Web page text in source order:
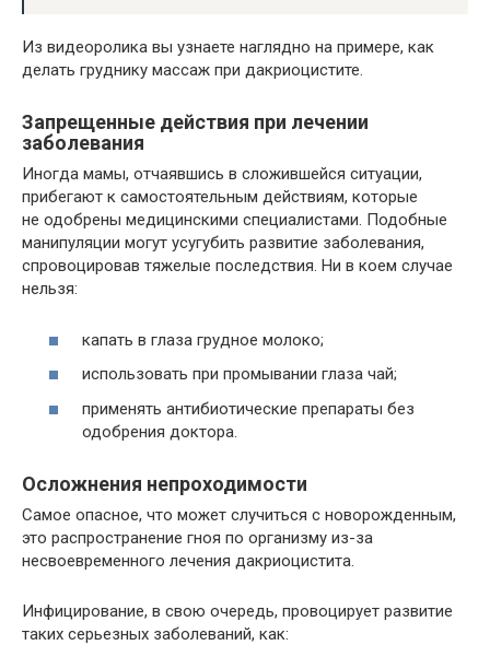
Из видеоролика вы узнаете наглядно на примере, как
делать груднику массаж при дакриоцистите.
Запрещенные действия при лечении
заболевания
Иногда мамы, отчаявшись в сложившейся ситуации,
прибегают к самостоятельным действиям, которые
не одобрены медицинскими специалистами. Подобные
манипуляции могут усугубить развитие заболевания,
спровоцировав тяжелые последствия. Ни в коем случае
нельзя:
капать в глаза грудное молоко;
использовать при промывании глаза чай;
применять антибиотические препараты без
одобрения доктора.
Осложнения непроходимости
Самое опасное, что может случиться с новорожденным,
это распространение гноя по организму из-за
несвоевременного лечения дакриоцистита.
Инфицирование, в свою очередь, провоцирует развитие
таких серьезных заболеваний, как: